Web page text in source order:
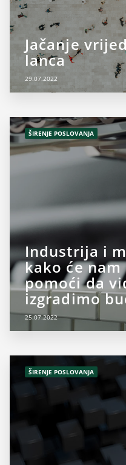
Jačanje
lanca
29.07.2022
ŠIRENJE POSLOVANJA
Industrija i
kako će
pomoći da
izgradimo
25.07.2022
ŠIRENJE POSLOVANJA